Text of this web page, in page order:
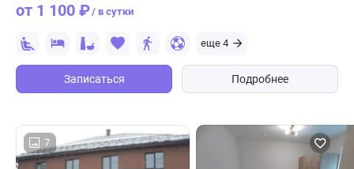
от 1 100 ₽/ в сутки
еще 4
Записаться Подробнее
7